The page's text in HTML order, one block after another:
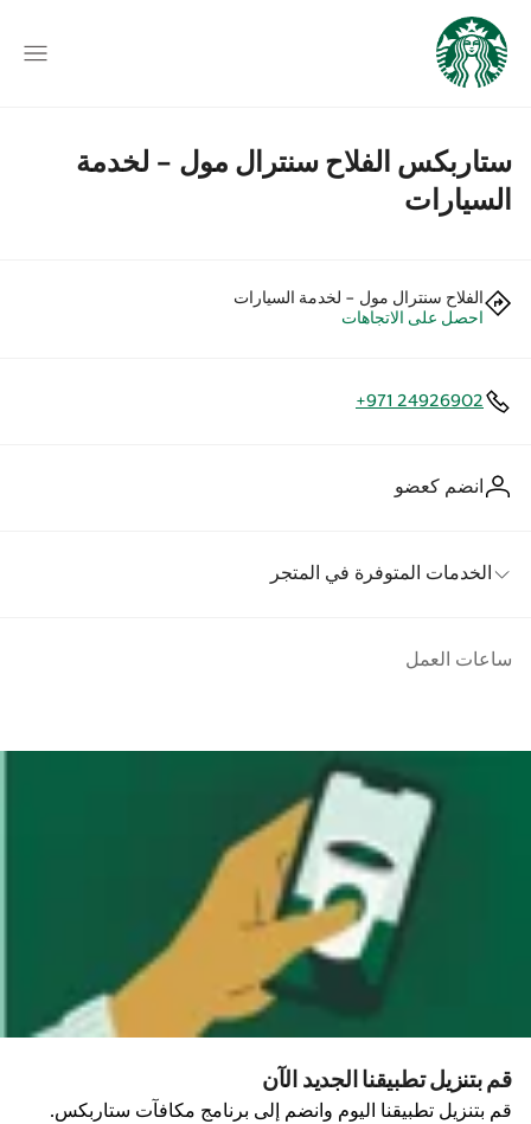
ستاربكس الفلاح سنترال مول - لخدمة
السيارات
الفلاح سنترال مول - لخدمة السيارات
احصل على الاتجاهات
+971 24926902
انضم كعضو
الخدمات المتوفرة في المتجر
ساعات العمل
قم بتنزيل تطبيقنا الجديد الآن
قم بتنزيل تطبيقنا اليوم وانضم إلى برنامج مكافآت ستاربكس.